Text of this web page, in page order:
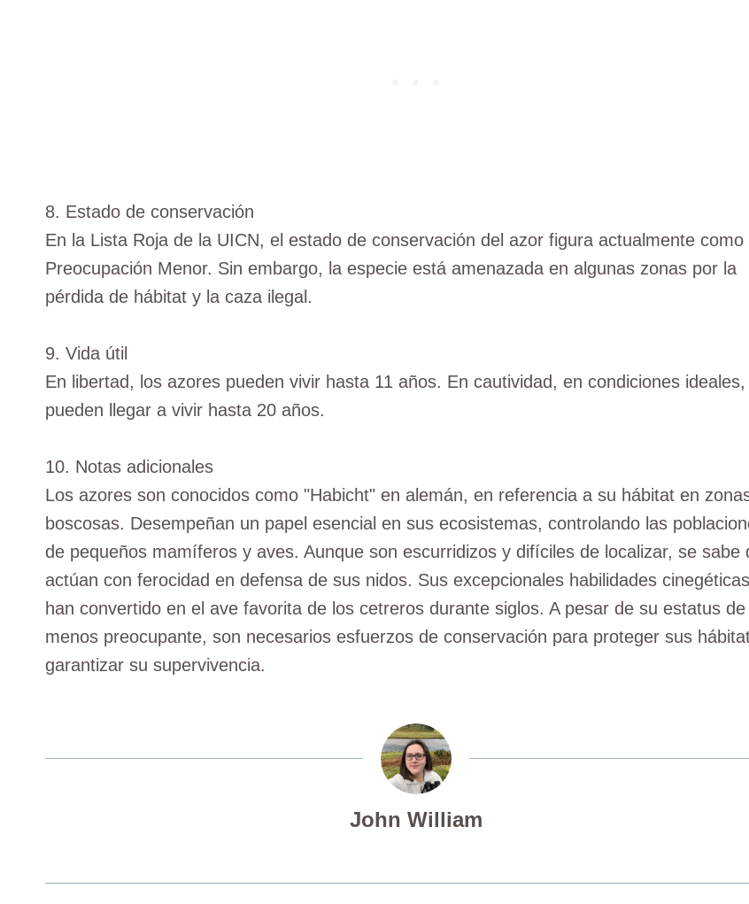
8. Estado de conservación
En la Lista Roja de la UICN, el estado de conservación del azor figura actualmente como
Preocupación Menor. Sin embargo, la especie está amenazada en algunas zonas por la
pérdida de hábitat y la caza ilegal.
9. Vida útil
En libertad, los azores pueden vivir hasta 11 años. En cautividad, en condiciones ideales,
pueden llegar a vivir hasta 20 años.
10. Notas adicionales
Los azores son conocidos como "Habicht" en alemán, en referencia a su hábitat en
boscosas. Desempeñan un papel esencial en sus ecosistemas, controlando las
de pequeños mamíferos y aves. Aunque son escurridizos y difíciles de localizar, se sabe
actúan con ferocidad en defensa de sus nidos. Sus excepcionales habilidades
han convertido en el ave favorita de los cetreros durante siglos. A pesar de su estatus
menos preocupante, son necesarios esfuerzos de conservación para proteger sus
garantizar su supervivencia.
John William